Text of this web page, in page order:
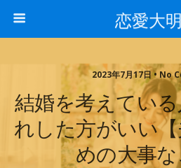
恋愛大
2023年7月17日 • No
結婚を考えてい
れした方がいい
めの大事な